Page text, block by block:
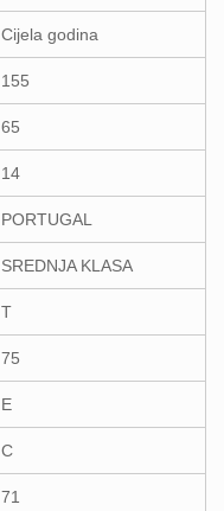
Cijela godina
155
65
14
PORTUGAL
SREDNJA KLASA
T
75
E
C
71